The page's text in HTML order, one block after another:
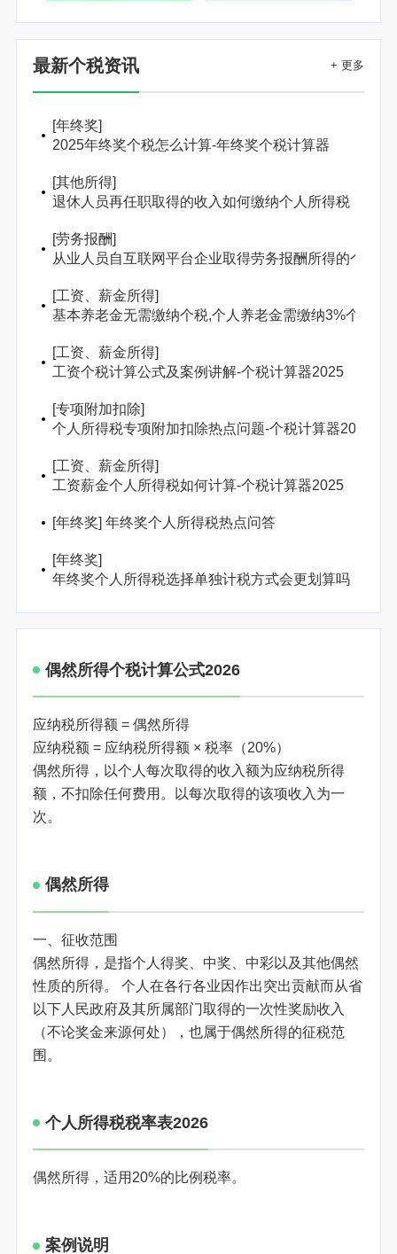
最新个税资讯 + 更多
[年终奖]
2025年终奖个税怎么计算-年终奖个税计算器
[其他所得]
退休人员再任职取得的收入如何缴纳个人所得税
[劳务报酬]
从业人员自互联网平台企业取得劳务报酬所得的个人
[工资、薪金所得]
基本养老金无需缴纳个税,个人养老金需缴纳3%个人所
[工资、薪金所得]
工资个税计算公式及案例讲解-个税计算器2025
[专项附加扣除]
个人所得税专项附加扣除热点问题-个税计算器2025
[工资、薪金所得]
工资薪金个人所得税如何计算-个税计算器2025
[年终奖] 年终奖个人所得税热点问答
[年终奖]
年终奖个人所得税选择单独计税方式会更划算吗
偶然所得个税计算公式2026
应纳税所得额 = 偶然所得
应纳税额 = 应纳税所得额 × 税率（20%）
偶然所得，以个人每次取得的收入额为应纳税所得
额，不扣除任何费用。以每次取得的该项收入为一
次。
偶然所得
一、征收范围
偶然所得，是指个人得奖、中奖、中彩以及其他偶然
性质的所得。 个人在各行各业因作出突出贡献而从省
以下人民政府及其所属部门取得的一次性奖励收入
（不论奖金来源何处），也属于偶然所得的征税范
围。
个人所得税税率表2026
偶然所得，适用20%的比例税率。
案例说明